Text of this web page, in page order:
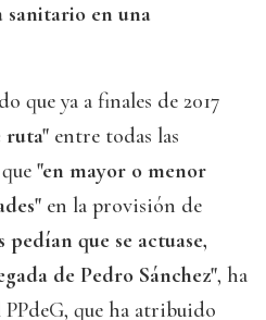
en una
que ya a finales de 2017
ruta" entre todas las
"en mayor o menor
en la provisión de
pedían que se actuase,
de Pedro Sánchez", ha
que ha atribuido